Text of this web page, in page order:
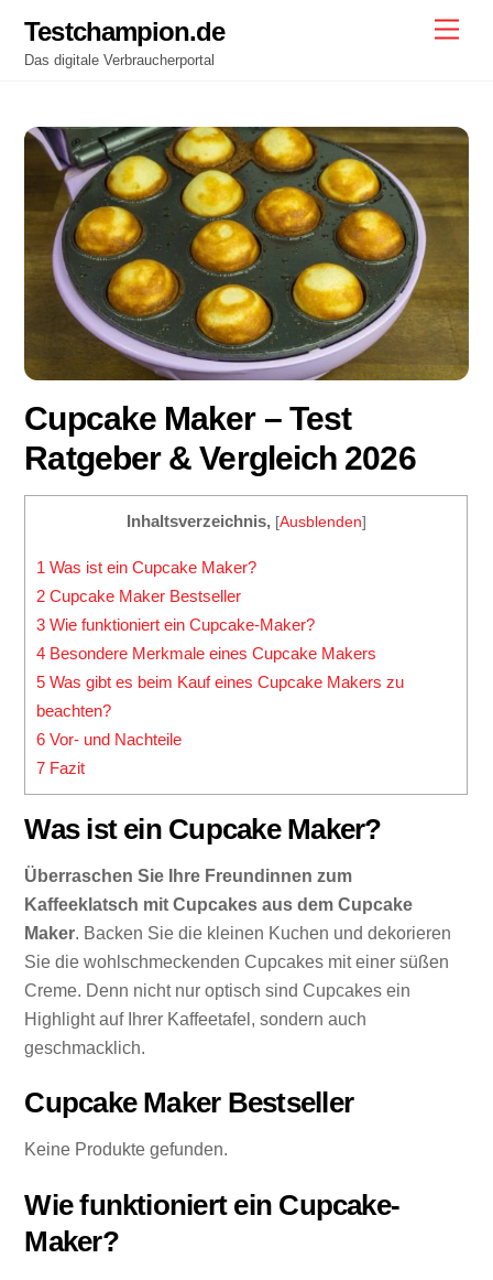
content
Testchampion.de
Das digitale Verbraucherportal
Cupcake Maker – Test
Ratgeber & Vergleich 2026
Inhaltsverzeichnis, [Ausblenden]
1 Was ist ein Cupcake Maker?
2 Cupcake Maker Bestseller
3 Wie funktioniert ein Cupcake-Maker?
4 Besondere Merkmale eines Cupcake Makers
5 Was gibt es beim Kauf eines Cupcake Makers zu
beachten?
6 Vor- und Nachteile
7 Fazit
Was ist ein Cupcake Maker?
Überraschen Sie Ihre Freundinnen zum
Kaffeeklatsch mit Cupcakes aus dem Cupcake
Maker. Backen Sie die kleinen Kuchen und dekorieren
Sie die wohlschmeckenden Cupcakes mit einer süßen
Creme. Denn nicht nur optisch sind Cupcakes ein
Highlight auf Ihrer Kaffeetafel, sondern auch
geschmacklich.
Cupcake Maker Bestseller
Keine Produkte gefunden.
Wie funktioniert ein Cupcake-
Maker?